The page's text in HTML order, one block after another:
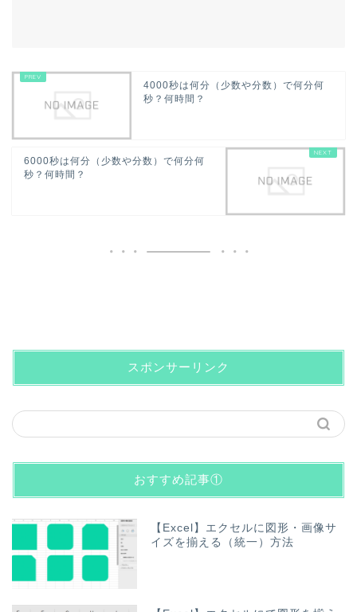
4000秒は何分（少数や分数）で何分何
秒？何時間？
6000秒は何分（少数や分数）で何分何
秒？何時間？
スポンサーリンク
おすすめ記事①
【Excel】エクセルに図形・画像サ
イズを揃える（統一）方法